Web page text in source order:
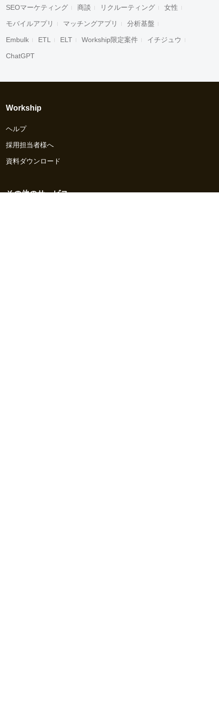
SEOマーケティング 商談 リクルーティング 女性
モバイルアプリ マッチングアプリ 分析基盤
Embulk ETL ELT Workship限定案件 イチジュウ
ChatGPT
Workship
ヘルプ
採用担当者様へ
資料ダウンロード
その他のサービス